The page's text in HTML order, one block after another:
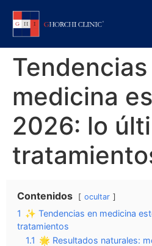
Tendencias
medicina
2026: lo
Contenidos ocultar
1 ✨ Tendencias en medicina
tratamientos
1.1 🌟 Resultados naturales: